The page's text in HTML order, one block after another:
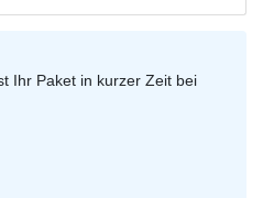
Ihr Paket in kurzer Zeit bei